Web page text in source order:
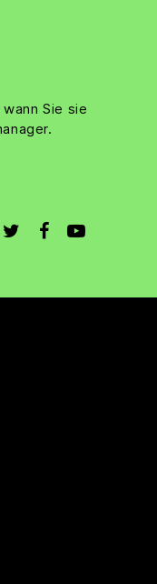
Sie sie